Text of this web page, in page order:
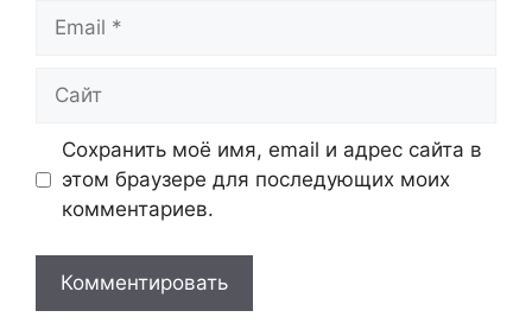
Email
Сайт
Сохранить моё имя, email и адрес сайта в
этом браузере для последующих моих
комментариев.